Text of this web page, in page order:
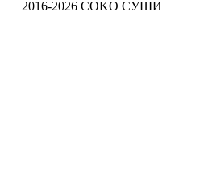
2016-2026 COKO СУШИ